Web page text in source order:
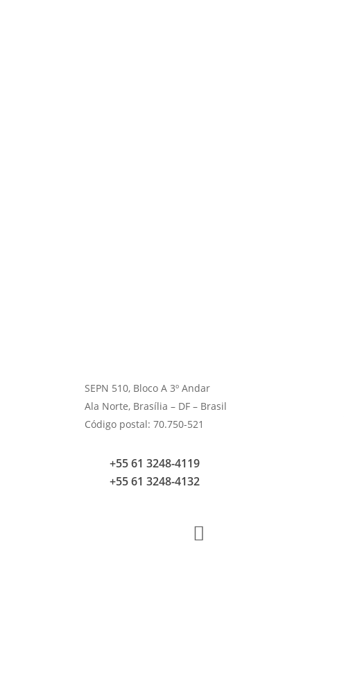
SEPN 510, Bloco A 3º Andar
Ala Norte, Brasília – DF – Brasil
Código postal: 70.750-521
+55 61 3248-4119
+55 61 3248-4132